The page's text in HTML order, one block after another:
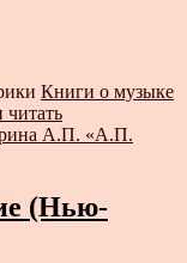
Книги о музыке
читать
А.П. «А.П.
(Нью-